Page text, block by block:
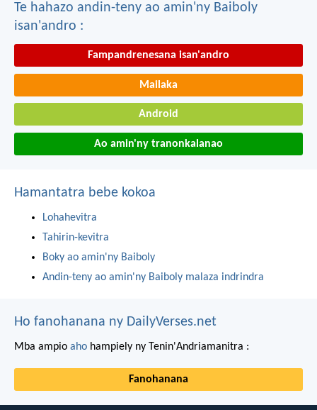
Te hahazo andin-teny ao amin'ny Baiboly
isan'andro :
Fampandrenesana isan'andro
Mailaka
Android
Ao amin'ny tranonkalanao
Hamantatra bebe kokoa
Lohahevitra
Tahirin-kevitra
Boky ao amin'ny Baiboly
Andin-teny ao amin'ny Baiboly malaza indrindra
Ho fanohanana ny DailyVerses.net
Mba ampio aho hampiely ny Tenin'Andriamanitra :
Fanohanana